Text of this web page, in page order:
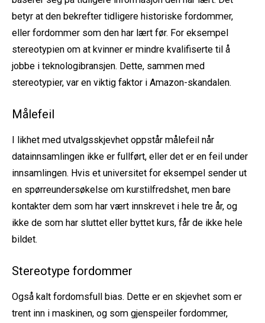
betyr at den bekrefter tidligere historiske fordommer,
eller fordommer som den har lært før. For eksempel
stereotypien om at kvinner er mindre kvalifiserte til å
jobbe i teknologibransjen. Dette, sammen med
stereotypier, var en viktig faktor i Amazon-skandalen.
Målefeil
I likhet med utvalgsskjevhet oppstår målefeil når
datainnsamlingen ikke er fullført, eller det er en feil under
innsamlingen. Hvis et universitet for eksempel sender ut
en spørreundersøkelse om kurstilfredshet, men bare
kontakter dem som har vært innskrevet i hele tre år, og
ikke de som har sluttet eller byttet kurs, får de ikke hele
bildet.
Stereotype fordommer
Også kalt fordomsfull bias. Dette er en skjevhet som er
trent inn i maskinen, og som gjenspeiler fordommer,